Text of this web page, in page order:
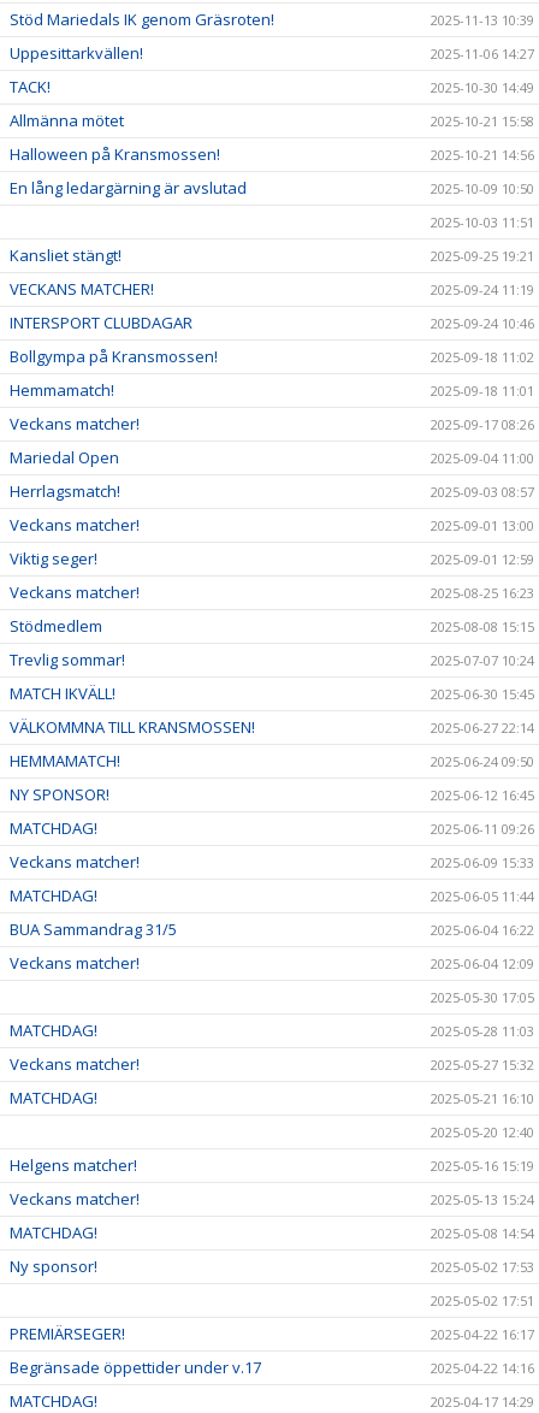
Stöd Mariedals IK genom Gräsroten! 2025-11-13 10:39
Uppesittarkvällen! 2025-11-06 14:27
TACK! 2025-10-30 14:49
Allmänna mötet 2025-10-21 15:58
Halloween på Kransmossen! 2025-10-21 14:56
En lång ledargärning är avslutad
2025-10-09 10:50
2025-10-03 11:51
Kansliet stängt! 2025-09-25 19:21
VECKANS MATCHER! 2025-09-24 11:19
INTERSPORT CLUBDAGAR 2025-09-24 10:46
Bollgympa på Kransmossen! 2025-09-18 11:02
Hemmamatch! 2025-09-18 11:01
Veckans matcher! 2025-09-17 08:26
Mariedal Open 2025-09-04 11:00
Herrlagsmatch! 2025-09-03 08:57
Veckans matcher! 2025-09-01 13:00
Viktig seger! 2025-09-01 12:59
Veckans matcher! 2025-08-25 16:23
Stödmedlem 2025-08-08 15:15
Trevlig sommar! 2025-07-07 10:24
MATCH IKVÄLL! 2025-06-30 15:45
VÄLKOMMNA TILL KRANSMOSSEN! 2025-06-27 22:14
HEMMAMATCH! 2025-06-24 09:50
NY SPONSOR! 2025-06-12 16:45
MATCHDAG! 2025-06-11 09:26
Veckans matcher! 2025-06-09 15:33
MATCHDAG! 2025-06-05 11:44
BUA Sammandrag 31/5 2025-06-04 16:22
Veckans matcher!
2025-06-04 12:09
2025-05-30 17:05
MATCHDAG! 2025-05-28 11:03
Veckans matcher! 2025-05-27 15:32
MATCHDAG!
2025-05-21 16:10
2025-05-20 12:40
Helgens matcher! 2025-05-16 15:19
Veckans matcher! 2025-05-13 15:24
MATCHDAG! 2025-05-08 14:54
Ny sponsor!
2025-05-02 17:53
2025-05-02 17:51
PREMIÄRSEGER! 2025-04-22 16:17
Begränsade öppettider under v.17 2025-04-22 14:16
MATCHDAG! 2025-04-17 14:29